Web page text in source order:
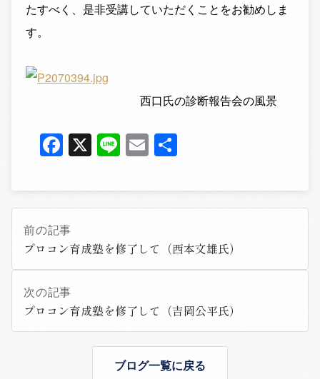
たすべく、是非受講していただくことをお勧めしま
す。
西口氏の診断報告会の風景
Facebook
X LineEmail
前の記事
プロコン育成塾を修了して（西本文雄氏）
次の記事
プロコン育成塾を修了して（吉岡公平氏）
ブログ一覧に戻る